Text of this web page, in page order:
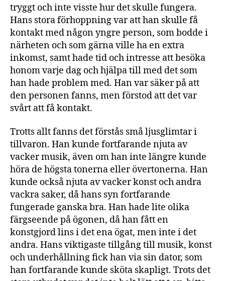
tryggt och inte visste hur det skulle fungera.
Hans stora förhoppning var att han skulle få
kontakt med någon yngre person, som bodde i
närheten och som gärna ville ha en extra
inkomst, samt hade tid och intresse att besöka
honom varje dag och hjälpa till med det som
han hade problem med. Han var säker på att
den personen fanns, men förstod att det var
svårt att få kontakt.
Trotts allt fanns det förstås små ljusglimtar i
tillvaron. Han kunde fortfarande njuta av
vacker musik, även om han inte längre kunde
höra de högsta tonerna eller övertonerna. Han
kunde också njuta av vacker konst och andra
vackra saker, då hans syn fortfarande
fungerade ganska bra. Han hade lite olika
färgseende på ögonen, då han fått en
konstgjord lins i det ena ögat, men inte i det
andra. Hans viktigaste tillgång till musik, konst
och underhållning fick han via sin dator, som
han fortfarande kunde sköta skapligt. Trots det